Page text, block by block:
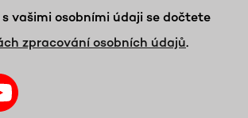
vašimi osobními údaji se dočtete
zpracování osobních údajů.